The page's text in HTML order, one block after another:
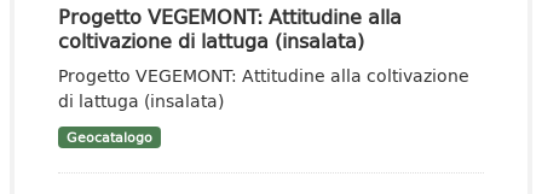
Progetto VEGEMONT: Attitudine alla
coltivazione di lattuga (insalata)
Progetto VEGEMONT: Attitudine alla coltivazione
di lattuga (insalata)
Geocatalogo